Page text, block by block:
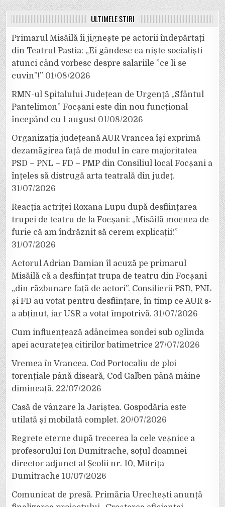
ULTIMELE ȘTIRI
Primarul Misăilă îi jignește pe actorii îndepărtați
din Teatrul Pastia: „Ei gândesc ca niște socialiști
atunci când vorbesc despre salariile ”ce li se
cuvin”!” 01/08/2026
RMN-ul Spitalului Județean de Urgență „Sfântul
Pantelimon” Focșani este din nou funcțional
începând cu 1 august 01/08/2026
Organizația județeană AUR Vrancea își exprimă
dezamăgirea față de modul în care majoritatea
PSD – PNL – FD – PMP din Consiliul local Focșani a
înțeles să distrugă arta teatrală din județ.
31/07/2026
Reacția actriței Roxana Lupu după desființarea
trupei de teatru de la Focșani: „Misăilă mocnea de
furie că am îndrăznit să cerem explicații!”
31/07/2026
Actorul Adrian Damian îl acuză pe primarul
Misăilă că a desființat trupa de teatru din Focșani
„din răzbunare față de actori”. Consilierii PSD, PNL
și FD au votat pentru desființare, în timp ce AUR s-
a abținut, iar USR a votat împotrivă. 31/07/2026
Cum influențează adâncimea sondei sub oglinda
apei acuratețea citirilor batimetrice 27/07/2026
Vremea în Vrancea. Cod Portocaliu de ploi
torențiale până diseară, Cod Galben până mâine
dimineață. 22/07/2026
Casă de vânzare la Jariștea. Gospodăria este
utilată și mobilată complet. 20/07/2026
Regrete eterne după trecerea la cele veșnice a
profesorului Ion Dumitrache, soțul doamnei
director adjunct al Școlii nr. 10, Mitrița
Dumitrache 10/07/2026
Comunicat de presă. Primăria Urechești anunță